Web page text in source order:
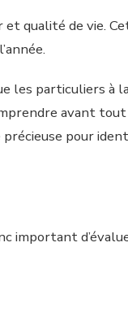
et qualité de vie.
les particuliers à
avant
pour
important